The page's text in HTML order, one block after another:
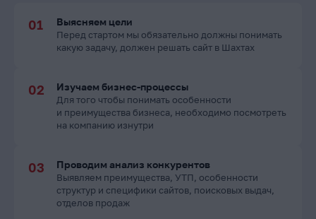
Выясняем цели
Перед стартом мы обязательно должны понимать
какую задачу, должен решать сайт в Шахтах
Изучаем бизнес-процессы
Для того чтобы понимать особенности
и преимущества бизнеса, необходимо посмотреть
на компанию изнутри
Проводим анализ конкурентов
Выявляем преимущества, УТП, особенности
структур и специфики сайтов, поисковых выдач,
отделов продаж